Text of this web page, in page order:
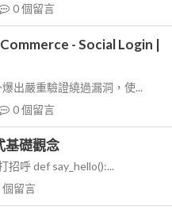
0個留言
- Social Login |
出嚴重驗證繞過漏洞，使...
0個留言
基礎觀念
招呼 def say_hello():...
個留言